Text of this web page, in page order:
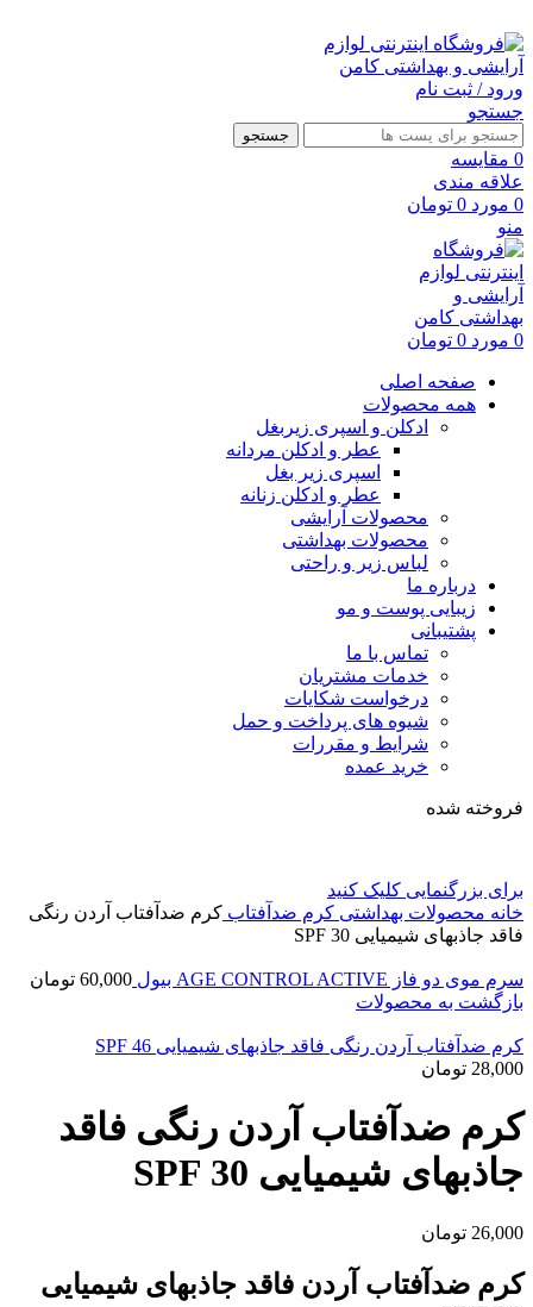
ورود / ثبت نام
جستجو
جستجو
0 مقايسه
علاقه مندی
0 مورد 0 تومان
منو
0 مورد 0 تومان
صفحه اصلی
همه محصولات
ادکلن و اسپری زیربغل
عطر و ادکلن مردانه
اسپری زیر بغل
عطر و ادکلن زنانه
محصولات آرایشی
محصولات بهداشتی
لباس زیر و راحتی
درباره ما
زیبایی پوست و مو
پشتیبانی
تماس با ما
خدمات مشتریان
درخواست شکایات
شیوه های پرداخت و حمل
شرایط و مقررات
خرید عمده
فروخته شده
برای بزرگنمایی کلیک کنید
خانه محصولات بهداشتی کرم ضدآفتاب کرم ضدآفتاب آردن رنگی
فاقد جاذبهای شیمیایی SPF 30
سرم موی دو فاز AGE CONTROL ACTIVE بیول 60,000 تومان
بازگشت به محصولات
کرم ضدآفتاب آردن رنگی فاقد جاذبهای شیمیایی SPF 46
28,000 تومان
کرم ضدآفتاب آردن رنگی فاقد
جاذبهای شیمیایی SPF 30
26,000 تومان
کرم ضدآفتاب آردن فاقد جاذبهای شیمیایی